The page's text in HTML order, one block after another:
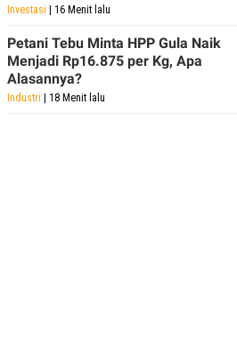
Investasi | 16 Menit lalu
Petani Tebu Minta HPP Gula Naik
Menjadi Rp16.875 per Kg, Apa
Alasannya?
Industri | 18 Menit lalu